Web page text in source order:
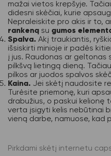
mažai vietos krepšyje.
didesni skėčiai, kurie
Nepraleiskite pro akis ir to,
rankeną su gumos
Spalva. Akį traukiantis,
išsiskirti minioje ir padės
į jus. Raudonas ar geltonas
pilkšvą lietingą dieną.
pilkos ar juodos spalvos
Kaina. Jei skėtį naudosite
Turėsite priemonę, kuri
drabužius, o paskui kelionę
verta įsigyti kelis nebūtinai
vieną darbe, namuose, kad
Pirkdami skėtį internetu